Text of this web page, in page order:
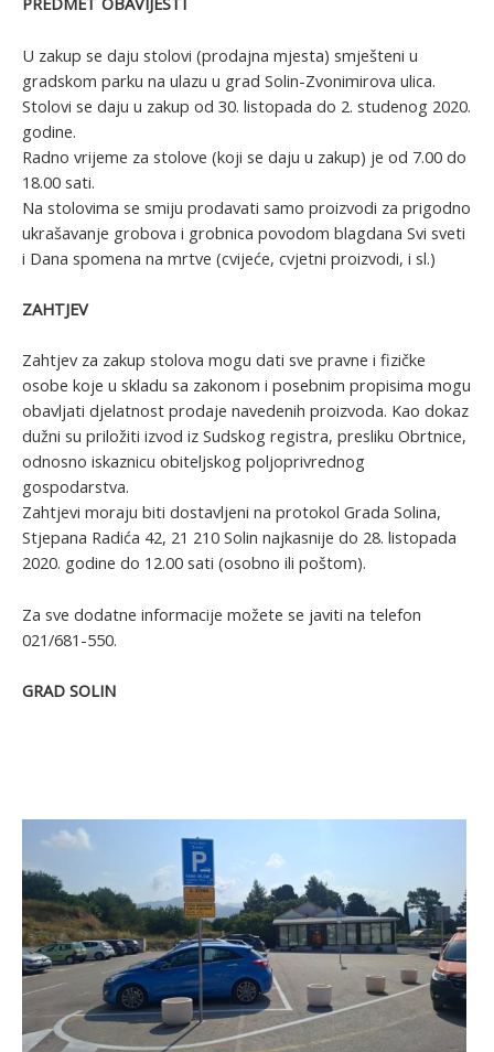
U zakup se daju stolovi (prodajna mjesta) smješteni u
gradskom parku na ulazu u grad Solin-Zvonimirova ulica.
Stolovi se daju u zakup od 30. listopada do 2. studenog 2020.
godine.
Radno vrijeme za stolove (koji se daju u zakup) je od 7.00 do
18.00 sati.
Na stolovima se smiju prodavati samo proizvodi za prigodno
ukrašavanje grobova i grobnica povodom blagdana Svi sveti
i Dana spomena na mrtve (cvijeće, cvjetni proizvodi, i sl.)
ZAHTJEV
Zahtjev za zakup stolova mogu dati sve pravne i fizičke
osobe koje u skladu sa zakonom i posebnim propisima mogu
obavljati djelatnost prodaje navedenih proizvoda. Kao dokaz
dužni su priložiti izvod iz Sudskog registra, presliku Obrtnice,
odnosno iskaznicu obiteljskog poljoprivrednog
gospodarstva.
Zahtjevi moraju biti dostavljeni na protokol Grada Solina,
Stjepana Radića 42, 21 210 Solin najkasnije do 28. listopada
2020. godine do 12.00 sati (osobno ili poštom).
Za sve dodatne informacije možete se javiti na telefon
021/681-550.
GRAD SOLIN